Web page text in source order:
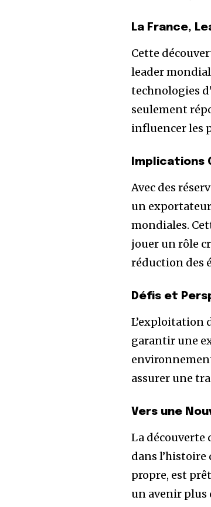
La France,
Cette
leader
technologies
seulement
influencer les
Implications
Avec des
un
mondiales.
jouer un rôle
réduction des
Défis et
L’exploitation
garantir une
assurer une
Vers une
La découverte
dans l’histoire
propre, est
un avenir plus